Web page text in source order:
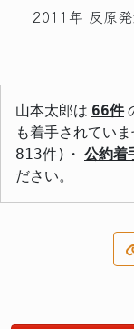
2011年 反原
山本太郎は 66件
も着手されていま
813件)・ 公約着
ださい。